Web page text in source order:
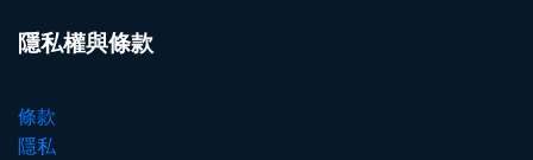
隱私權與條款
條款
隱私